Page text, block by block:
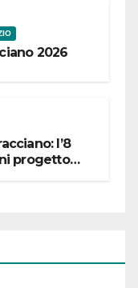
2026
l’8
progetto